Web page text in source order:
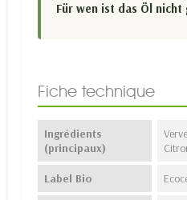
Für wen ist das Öl nicht
Fiche technique
Ingrédients
(principaux)
Label Bio